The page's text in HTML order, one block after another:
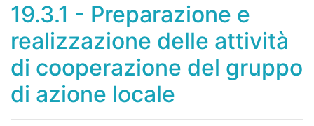
19.3.1 - Preparazione e
realizzazione delle attività
di cooperazione del gruppo
di azione locale